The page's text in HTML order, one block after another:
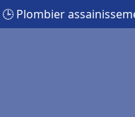
🕒 Plombier